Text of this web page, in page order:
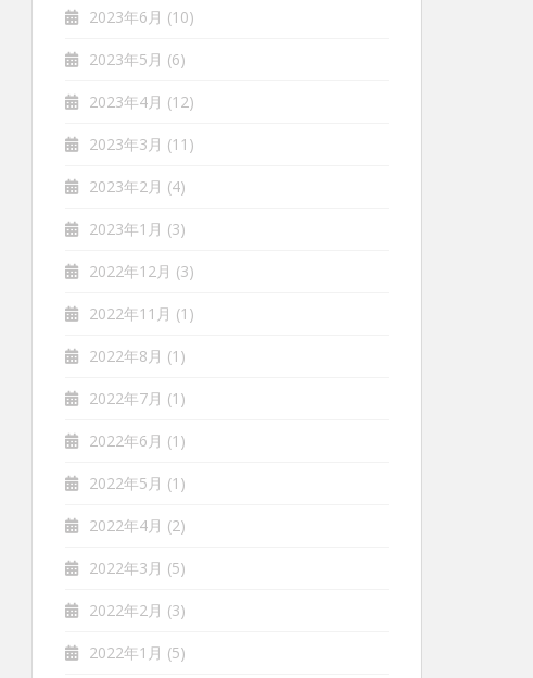
2023年6月 (10)
2023年5月 (6)
2023年4月 (12)
2023年3月 (11)
2023年2月 (4)
2023年1月 (3)
2022年12月 (3)
2022年11月 (1)
2022年8月 (1)
2022年7月 (1)
2022年6月 (1)
2022年5月 (1)
2022年4月 (2)
2022年3月 (5)
2022年2月 (3)
2022年1月 (5)